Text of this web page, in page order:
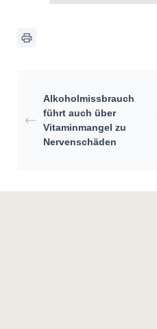
Alkoholmissbrauch
führt auch über
Vitaminmangel zu
Nervenschäden